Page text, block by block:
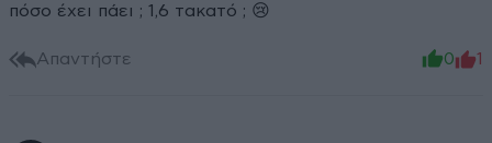
πόσο έχει πάει ; 1,6 τακατό ; 😢
Απαντήστε 0 1